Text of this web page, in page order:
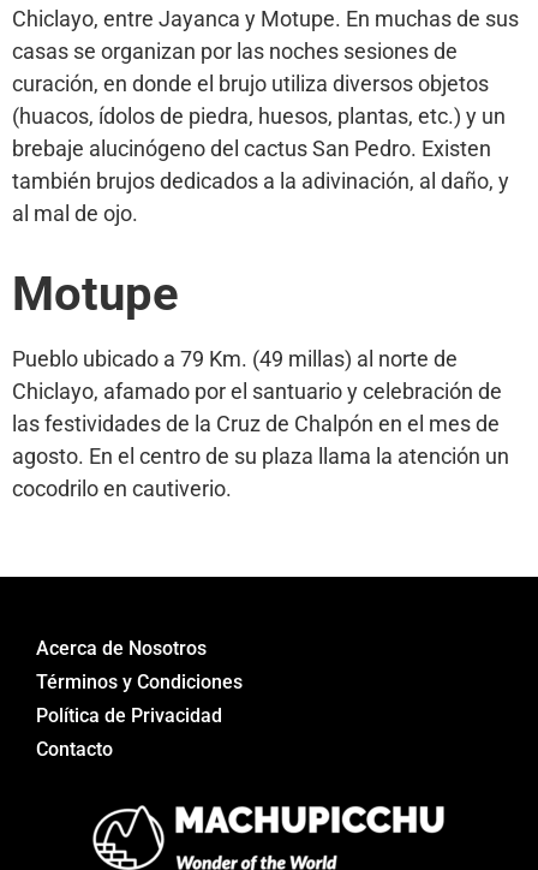
Chiclayo, entre Jayanca y Motupe. En muchas de sus
casas se organizan por las noches sesiones de
curación, en donde el brujo utiliza diversos objetos
(huacos, ídolos de piedra, huesos, plantas, etc.) y un
brebaje alucinógeno del cactus San Pedro. Existen
también brujos dedicados a la adivinación, al daño, y
al mal de ojo.
Motupe
Pueblo ubicado a 79 Km. (49 millas) al norte de
Chiclayo, afamado por el santuario y celebración de
las festividades de la Cruz de Chalpón en el mes de
agosto. En el centro de su plaza llama la atención un
cocodrilo en cautiverio.
Acerca de Nosotros
Términos y Condiciones
Política de Privacidad
Contacto